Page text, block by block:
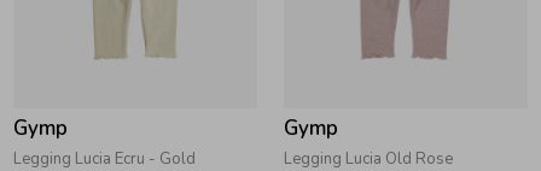
Gymp
Legging Lucia Ecru - Gold
Gymp
Legging Lucia Old Rose